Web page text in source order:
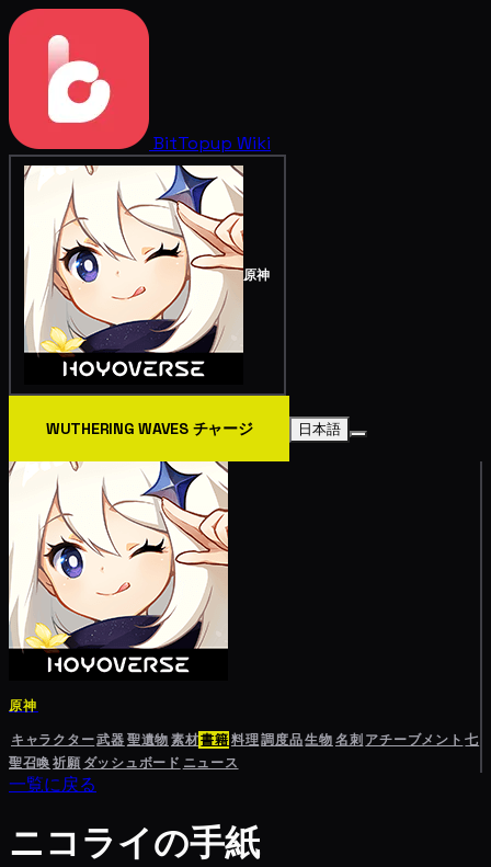
BitTopup Wiki
原神
WUTHERING WAVES チャージ 日本語
原神
キャラクター武器聖遺物素材書籍料理調度品生物名刺 アチーブメント 七
聖召喚祈願 ダッシュボード ニュース
一覧に戻る
ニコライの手紙